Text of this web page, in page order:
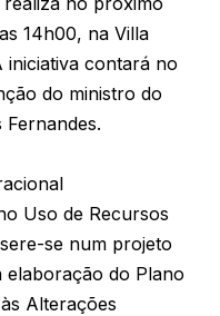
14h00, na Villa
iniciativa contará no
do ministro do
Uso de Recursos
se num projeto
elaboração do Plano
Alterações